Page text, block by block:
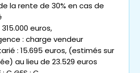
la rente de 30% en cas de
: 315.000 euros,
: charge vendeur
: 15.695 euros, (estimés sur
au lieu de 23.529 euros